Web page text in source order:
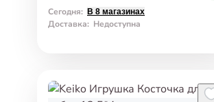
Сегодня: В 8 магазинах
Доставка: Недоступна